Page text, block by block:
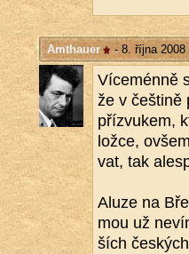
Amthauer - 8. října 2008
Ví­ce­mén­ně
že v češ­ti­ně
pří­zvu­kem,
lož­ce,
vat, tak
Aluze na
mou už
ších